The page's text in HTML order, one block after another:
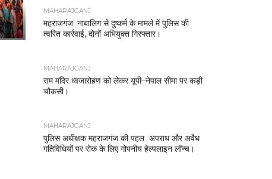
MAHARAJGANJ
महराजगंज: नाबालिग से दुष्कर्म के मामले में पुलिस की
त्वरित कार्रवाई, दोनों अभियुक्त गिरफ्तार।
MAHARAJGANJ
राम मंदिर ध्वजारोहण को लेकर यूपी–नेपाल सीमा पर कड़ी
चौकसी।
MAHARAJGANJ
पुलिस अधीक्षक महराजगंज की पहल अपराध और अवैध
गतिविधियों पर रोक के लिए गोपनीय हेल्पलाइन लॉन्च।